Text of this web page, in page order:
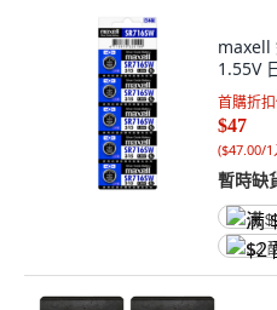
maxell
1.55V
首購折
$47
($47.00/1
暫時缺
满
$2